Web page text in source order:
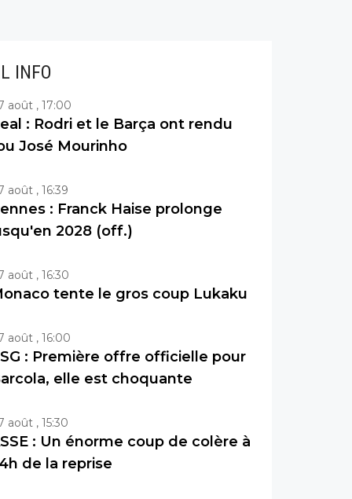
INFO
août , 17:00
: Rodri et le Barça ont rendu
José Mourinho
août , 16:39
: Franck Haise prolonge
2028 (off.)
août , 16:30
tente le gros coup Lukaku
août , 16:00
: Première offre officielle pour
elle est choquante
août , 15:30
: Un énorme coup de colère à
de la reprise